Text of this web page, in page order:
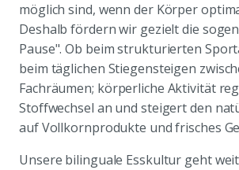
möglich sind, wenn der Körper
Deshalb fördern wir gezielt die
Pause". Ob beim strukturierten
beim täglichen Stiegensteigen
Fachräumen; körperliche Aktivität
Stoffwechsel an und steigert den
auf Vollkornprodukte und frisches
Unsere bilinguale Esskultur geht